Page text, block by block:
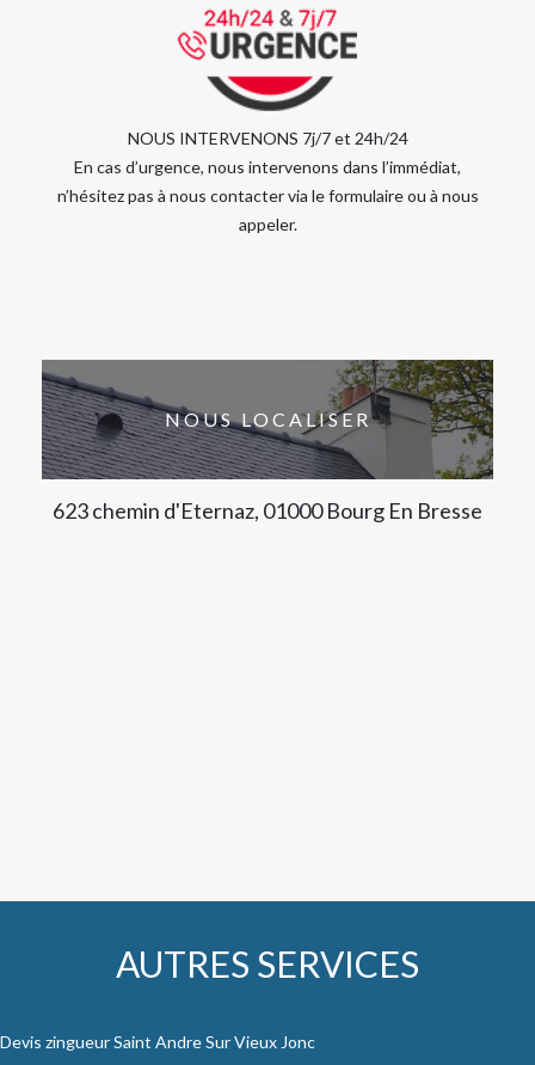
NOUS INTERVENONS 7j/7 et 24h/24
En cas d’urgence, nous intervenons dans l’immédiat,
n’hésitez pas à nous contacter via le formulaire ou à nous
appeler.
NOUS LOCALISER
623 chemin d'Eternaz, 01000 Bourg En Bresse
AUTRES SERVICES
Devis zingueur Saint Andre Sur Vieux Jonc